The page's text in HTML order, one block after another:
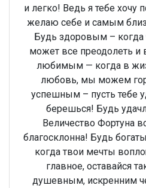
и легко! Ведь я тебе хочу
желаю себе и самым
Будь здоровым – когда
может все преодолеть и
любимым — когда в
любовь, мы можем
успешным – пусть тебе
берешься! Будь
Величество Фортуна
благосклонна! Будь
когда твои мечты
главное, оставайся
душевным, искренним